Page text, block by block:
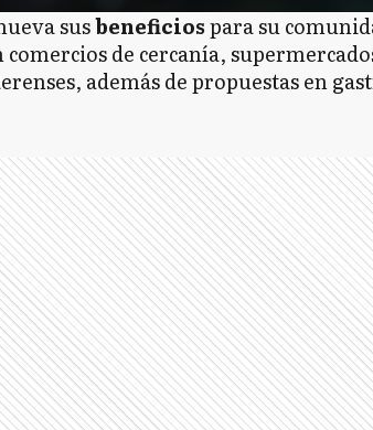
susbeneficiospara su
comercios de cercanía,
además de propuestas en